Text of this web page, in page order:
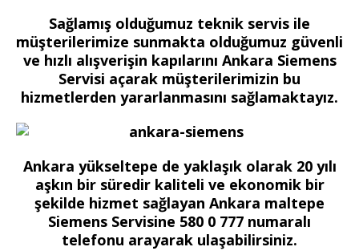
Sağlamış olduğumuz teknik servis ile
müşterilerimize sunmakta olduğumuz güvenli
ve hızlı alışverişin kapılarını Ankara Siemens
Servisi açarak müşterilerimizin bu
hizmetlerden yararlanmasını sağlamaktayız.
Ankara yükseltepe de yaklaşık olarak 20 yılı
aşkın bir süredir kaliteli ve ekonomik bir
şekilde hizmet sağlayan Ankara maltepe
Siemens Servisine 580 0 777 numaralı
telefonu arayarak ulaşabilirsiniz.